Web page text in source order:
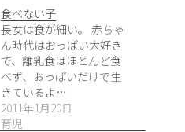
食べない子
長女は食が細い。 赤ちゃ
ん時代はおっぱい大好き
で、離乳食はほとんど食
べず、おっぱいだけで生
きているよ…
2011年1月20日
育児